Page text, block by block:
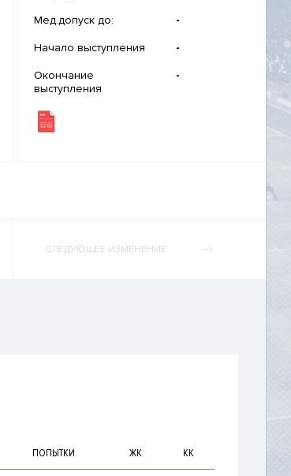
Мед.допуск до: -
Начало выступления -
Окончание
выступления
-
СЛЕДУЮЩЕЕ ИЗМЕНЕНИЕ
ПОПЫТКИ ЖК КК